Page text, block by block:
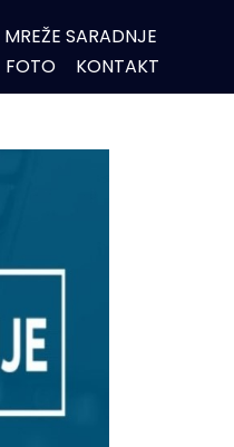
MREŽE SARADNJE
FOTO KONTAKT